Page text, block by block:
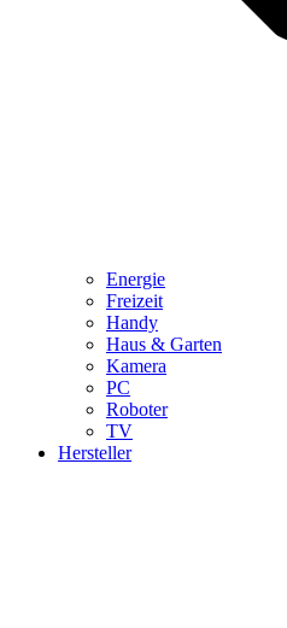
Energie
Freizeit
Handy
Haus & Garten
Kamera
PC
Roboter
TV
Hersteller